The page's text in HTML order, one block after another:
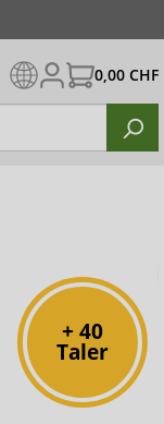
0,00 CHF
+ 40
Taler